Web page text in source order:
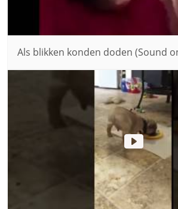
Als blikken konden doden (Sound